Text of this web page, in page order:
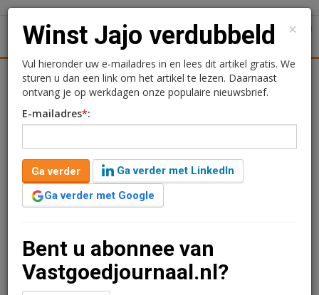
Nieuws Uitgelicht Achtergronden Woningmarkt
Winst Jajo verdubbeld
Gabrielle Klaver
22 april 2025 om 10:17
één jaar geleden aangepast
2 minuten leestijd
Bouwende ontwikkelaar Jajo heeft in 2024 de winst
zoek naar uitbreiding, bijvoorbeeld op het gebied van
woningbouw, projectontwikkeling en onderhoud.
×
Winst Jajo verdubbeld
Vul hieronder uw e-mailadres in en lees dit artikel gratis. We
sturen u dan een link om het artikel te lezen. Daarnaast
ontvang je op werkdagen onze populaire nieuwsbrief.
E-mailadres*:
Ga verder
Ga verder met LinkedIn
Ga verder met Google
Bent u abonnee van
Vastgoedjournaal.nl?